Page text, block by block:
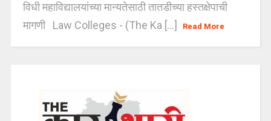
विधी महाविद्यालयांच्या मान्यतेसाठी तातडीच्या हस्तक्षेपाची
मागणी Law Colleges - (The Ka [...]
Read More